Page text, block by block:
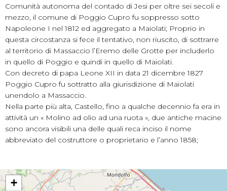
Comunità autonoma del contado di Jesi per oltre sei secoli e
mezzo, il comune di Poggio Cupro fu soppresso sotto
Napoleone I nel 1812 ed aggregato a Maiolati; Proprio in
questa circostanza si fece il tentativo, non riuscito, di sottrarre
al territorio di Massaccio l’Eremo delle Grotte per includerlo
in quello di Poggio e quindi in quello di Maiolati.
Con decreto di papa Leone XII in data 21 dicembre 1827
Poggio Cupro fu sottratto alla giurisdizione di Maiolati
unendolo a Massaccio.
Nella parte più alta, Castello, fino a qualche decennio fa era in
attività un « Molino ad olio ad una ruota », due antiche macine
sono ancora visibili una delle quali reca inciso il nome
abbreviato del costruttore o proprietario e l’anno 1858;
+